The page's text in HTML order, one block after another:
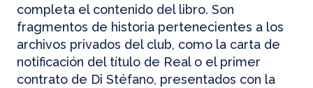
completa el contenido del libro. Son
fragmentos de historia pertenecientes a los
archivos privados del club, como la carta de
notificación del título de Real o el primer
contrato de Di Stéfano, presentados con la